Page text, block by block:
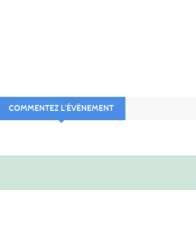
COMMENTEZ L’ÉVÈNEMENT